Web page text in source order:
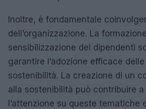
Inoltre, è fondamentale
dell’organizzazione. La
sensibilizzazione dei dipendenti
garantire l’adozione efficace
sostenibilità. La creazione di un
alla sostenibilità può contribuire
l’attenzione su queste tematiche